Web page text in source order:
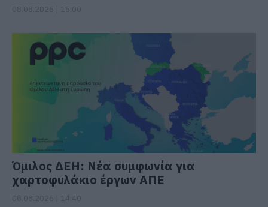
Όμιλος ΔΕΗ: Νέα συμφωνία για
χαρτοφυλάκιο έργων ΑΠΕ